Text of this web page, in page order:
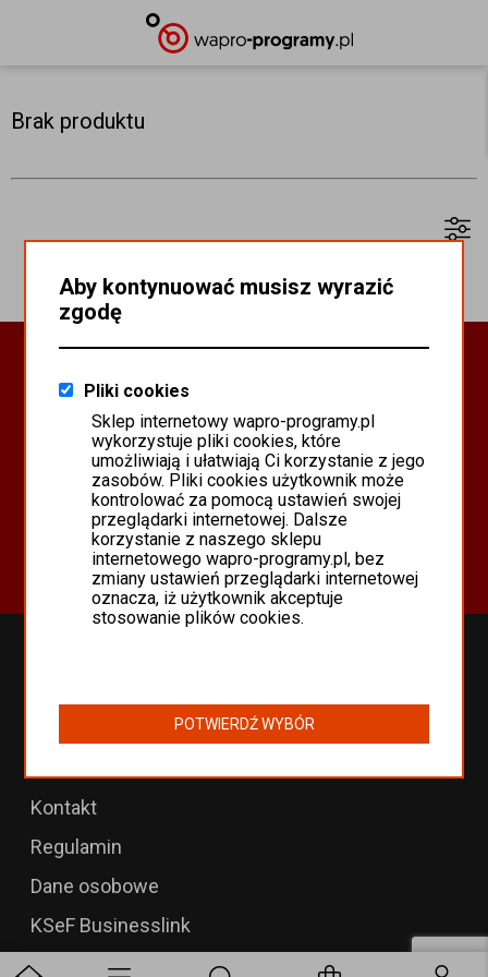
Brak produktu
PROGRAMY WAPRO ERP
PROGRAMY MISTRAL
SYSTEM SCANMAG
Oferta
Programy Asseco WAPRO
Odnowienia 365 i aktualizacje
Programy WAPRO
Kontakt
Regulamin
Dane osobowe
KSeF Businesslink
Aby kontynuować musisz wyrazić
zgodę
Pliki cookies
Sklep internetowy wapro-programy.pl
wykorzystuje pliki cookies, które
umożliwiają i ułatwiają Ci korzystanie z jego
zasobów. Pliki cookies użytkownik może
kontrolować za pomocą ustawień swojej
przeglądarki internetowej. Dalsze
korzystanie z naszego sklepu
internetowego wapro-programy.pl, bez
zmiany ustawień przeglądarki internetowej
oznacza, iż użytkownik akceptuje
stosowanie plików cookies.
POTWIERDŹ WYBÓR